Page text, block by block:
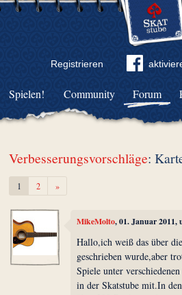
Registrieren
Community Forum
Spielen!
Verbesserungsvorschläge:
1 2 »Weiter
MikeMolto, 01. Januar 2011,
Hallo,ich weiß das über
geschrieben wurde,aber
Spiele unter
in der Skatstube mit.In